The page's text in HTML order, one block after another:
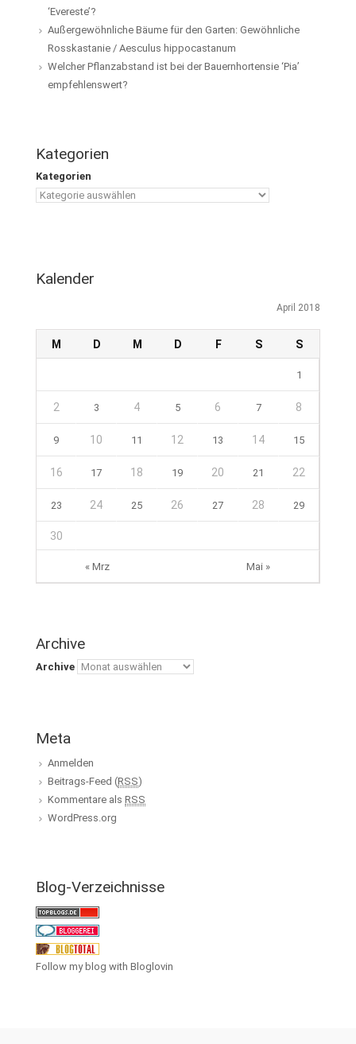
‘Evereste’?
Außergewöhnliche Bäume für den Garten: Gewöhnliche
Rosskastanie / Aesculus hippocastanum
Welcher Pflanzabstand ist bei der Bauernhortensie ‘Pia’
empfehlenswert?
Kategorien
Kategorien
Kalender
April 2018
M D M D F S S
« Mrz Mai »
1
2 3 4 5 6 7 8
9 10 11 12 13 14 15
16 17 18 19 20 21 22
23 24 25 26 27 28 29
30
Archive
Archive
Meta
Anmelden
Beitrags-Feed (RSS)
Kommentare als RSS
WordPress.org
Blog-Verzeichnisse
Follow my blog with Bloglovin